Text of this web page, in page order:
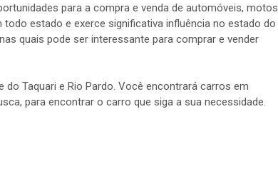
para a compra e venda de automóveis, motos
estado e exerce significativa influência no estado do
quais pode ser interessante para comprar e vender
Taquari e Rio Pardo. Você encontrará carros em
para encontrar o carro que siga a sua necessidade.